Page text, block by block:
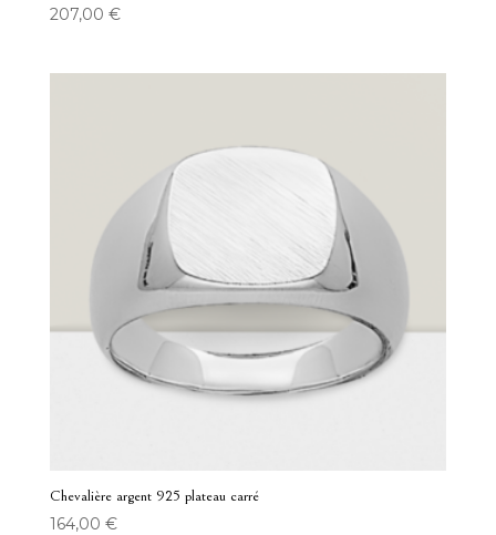
207,00 €
Chevalière argent 925 plateau carré
164,00 €